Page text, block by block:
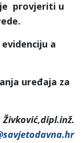
provjeriti u
a
uređaja za